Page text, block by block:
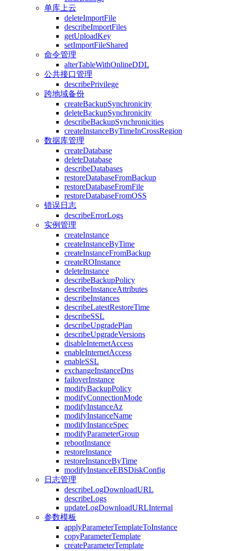
单库上云
deleteImportFile
describeImportFiles
getUploadKey
setImportFileShared
命令管理
alterTableWithOnlineDDL
公共接口管理
describePrivilege
跨地域备份
createBackupSynchronicity
deleteBackupSynchronicity
describeBackupSynchronicities
createInstanceByTimeInCrossRegion
数据库管理
createDatabase
deleteDatabase
describeDatabases
restoreDatabaseFromBackup
restoreDatabaseFromFile
restoreDatabaseFromOSS
错误日志
describeErrorLogs
实例管理
createInstance
createInstanceByTime
createInstanceFromBackup
createROInstance
deleteInstance
describeBackupPolicy
describeInstanceAttributes
describeInstances
describeLatestRestoreTime
describeSSL
describeUpgradePlan
describeUpgradeVersions
disableInternetAccess
enableInternetAccess
enableSSL
exchangeInstanceDns
failoverInstance
modifyBackupPolicy
modifyConnectionMode
modifyInstanceAz
modifyInstanceName
modifyInstanceSpec
modifyParameterGroup
rebootInstance
restoreInstance
restoreInstanceByTime
modifyInstanceEBSDiskConfig
日志管理
describeLogDownloadURL
describeLogs
updateLogDownloadURLInternal
参数模板
applyParameterTemplateToInstance
copyParameterTemplate
createParameterTemplate